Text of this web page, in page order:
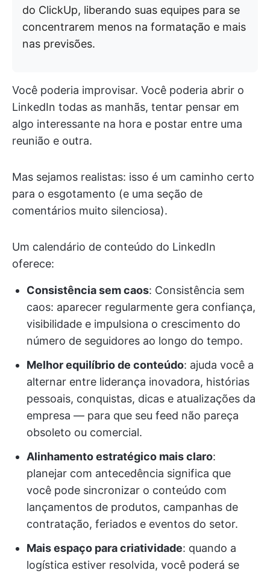
do ClickUp, liberando suas equipes para se
concentrarem menos na formatação e mais
nas previsões.
Você poderia improvisar. Você poderia abrir o
LinkedIn todas as manhãs, tentar pensar em
algo interessante na hora e postar entre uma
reunião e outra.
Mas sejamos realistas: isso é um caminho certo
para o esgotamento (e uma seção de
comentários muito silenciosa).
Um calendário de conteúdo do LinkedIn
oferece:
Consistência sem caos: Consistência sem
caos: aparecer regularmente gera confiança,
visibilidade e impulsiona o crescimento do
número de seguidores ao longo do tempo.
Melhor equilíbrio de conteúdo: ajuda você a
alternar entre liderança inovadora, histórias
pessoais, conquistas, dicas e atualizações da
empresa — para que seu feed não pareça
obsoleto ou comercial.
Alinhamento estratégico mais claro:
planejar com antecedência significa que
você pode sincronizar o conteúdo com
lançamentos de produtos, campanhas de
contratação, feriados e eventos do setor.
Mais espaço para criatividade: quando a
logística estiver resolvida, você poderá se